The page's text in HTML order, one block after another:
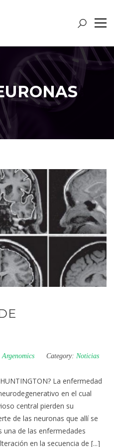
Argenomics Category: Noticias
La enfermedad
en el cual
central pierden su
de las neuronas que allí se
una de las enfermedades
en la secuencia de [...]